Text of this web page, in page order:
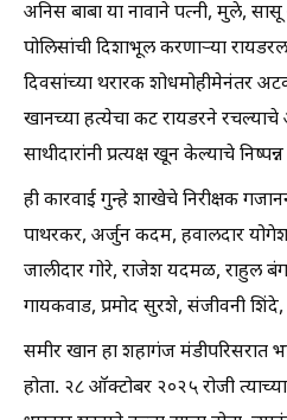
अनिस बाबा या नावाने पत्नी, मुले,
पोलिसांची दिशाभूल करणाऱ्या
दिवसांच्या थरारक शोधमोहीमेनंतर
खानच्या हत्येचा कट रायडरने
साथीदारांनी प्रत्यक्ष खून केल्याचे
ही कारवाई गुन्हे शाखेचे निरीक्षक
पाथरकर, अर्जुन कदम, हवालदार
जालीदार गोरे, राजेश यदमळ, राहुल
गायकवाड, प्रमोद सुरशे, संजीवनी
समीर खान हा शहागंज मंडीपरिसरात
होता. २८ ऑक्टोबर २०२५ रोजी